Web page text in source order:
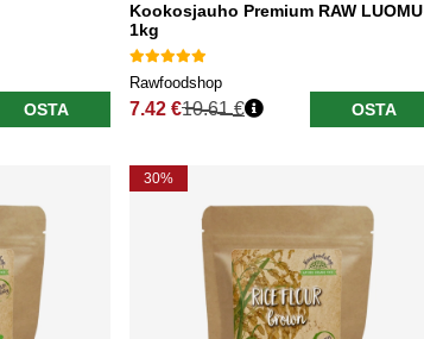
OSTA
Kookosjauho Premium RAW LUOMU
1kg
Rawfoodshop
7.42 €
Normaali hinta
10.61 € OSTA
30%